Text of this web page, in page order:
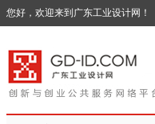
您好，欢迎来到广东工业设计网！